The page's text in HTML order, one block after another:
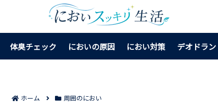
体臭チェック においの原因 におい対策 デオドラ
ホーム 周囲のにおい